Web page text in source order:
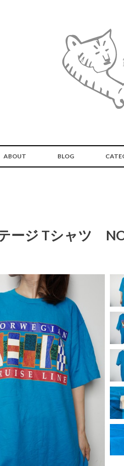
ABOUT BLOG
ージ Tシャツ